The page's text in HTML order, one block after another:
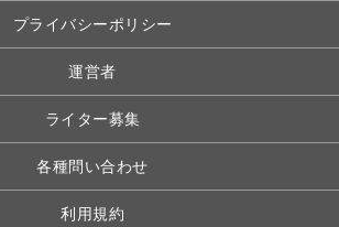
プライバシーポリシー
運営者
ライター募集
各種問い合わせ
利用規約